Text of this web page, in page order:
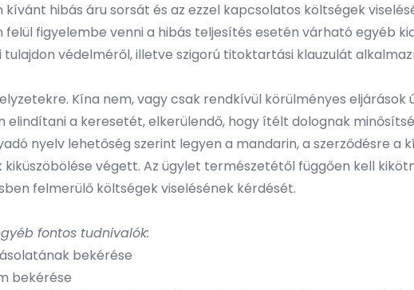
kívánt hibás áru sorsát és az ezzel kapcsolatos költségek
figyelembe venni a hibás teljesítés esetén várható egyéb
tulajdon védelméről, illetve szigorú titoktartási klauzulát
Kína nem, vagy csak rendkívül körülményes
elindítani a keresetét, elkerülendő, hogy ítélt dolognak
nyelv lehetőség szerint legyen a mandarin, a szerződésre
végett. Az ügylet természetétől függően kell
felmerülő költségek viselésének kérdését.
fontos tudnivalók:
bekérése
bekérése